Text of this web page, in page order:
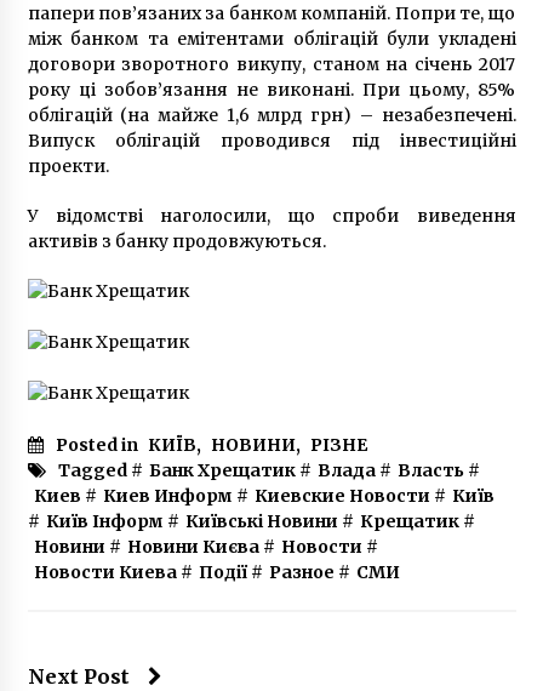
папери пов’язаних за банком компаній. Попри те, що
між банком та емітентами облігацій були укладені
договори зворотного викупу, станом на січень 2017
року ці зобов’язання не виконані. При цьому, 85%
облігацій (на майже 1,6 млрд грн) – незабезпечені.
Випуск облігацій проводився під інвестиційні
проекти.
У відомстві наголосили, що спроби виведення
активів з банку продовжуються.
Posted in КИЇВ, НОВИНИ, РІЗНЕ
Tagged # Банк Хрещатик# Влада# Власть#
Киев # Киев Информ # Киевские Новости # Київ
# Київ Інформ # Київські Новини # Крещатик#
Новини # Новини Києва# Новости #
Новости Киева# Події# Разное # СМИ
Next Post